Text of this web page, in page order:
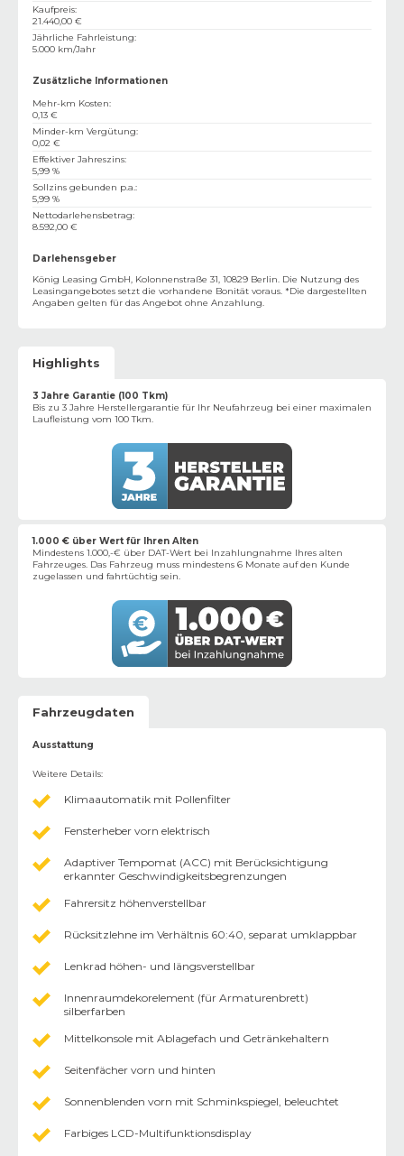
Kaufpreis:
21.440,00 €
Jährliche Fahrleistung:
5.000 km/Jahr
Zusätzliche Informationen
Mehr-km Kosten:
0,13 €
Minder-km Vergütung:
0,02 €
Effektiver Jahreszins:
5,99 %
Sollzins gebunden p.a.:
5,99 %
Nettodarlehensbetrag:
8.592,00 €
Darlehensgeber
König Leasing GmbH, Kolonnenstraße 31, 10829 Berlin. Die Nutzung des
Leasingangebotes setzt die vorhandene Bonität voraus. *Die dargestellten
Angaben gelten für das Angebot ohne Anzahlung.
Highlights
3 Jahre Garantie (100 Tkm)
Bis zu 3 Jahre Herstellergarantie für Ihr Neufahrzeug bei einer maximalen
Laufleistung vom 100 Tkm.
1.000 € über Wert für Ihren Alten
Mindestens 1.000,-€ über DAT-Wert bei Inzahlungnahme Ihres alten
Fahrzeuges. Das Fahrzeug muss mindestens 6 Monate auf den Kunde
zugelassen und fahrtüchtig sein.
Fahrzeugdaten
Ausstattung
Weitere Details:
Klimaautomatik mit Pollenfilter
Fensterheber vorn elektrisch
Adaptiver Tempomat (ACC) mit Berücksichtigung
erkannter Geschwindigkeitsbegrenzungen
Fahrersitz höhenverstellbar
Rücksitzlehne im Verhältnis 60:40, separat umklappbar
Lenkrad höhen- und längsverstellbar
Innenraumdekorelement (für Armaturenbrett)
silberfarben
Mittelkonsole mit Ablagefach und Getränkehaltern
Seitenfächer vorn und hinten
Sonnenblenden vorn mit Schminkspiegel, beleuchtet
Farbiges LCD-Multifunktionsdisplay